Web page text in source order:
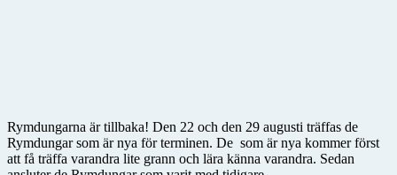
Rymdungarna är tillbaka! Den 22 och den 29 augusti träffas de
Rymdungar som är nya för terminen. De som är nya kommer först
att få träffa varandra lite grann och lära känna varandra. Sedan